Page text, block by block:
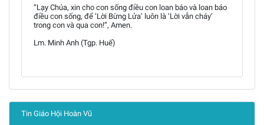
“Lạy Chúa, xin cho con sống điều con loan báo và loan báo
điều con sống, để ‘Lời Bừng Lửa’ luôn là ‘Lời vẫn cháy’
trong con và qua con!”, Amen.
Lm. Minh Anh (Tgp. Huế)
Tin Giáo Hội Hoàn Vũ